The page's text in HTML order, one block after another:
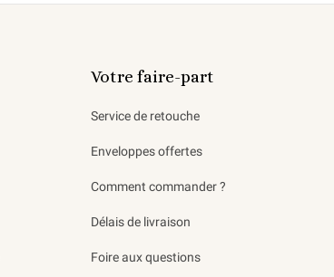
Votre faire-part
Service de retouche
Enveloppes offertes
Comment commander ?
Délais de livraison
Foire aux questions